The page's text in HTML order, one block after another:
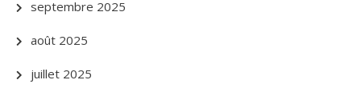
septembre 2025
août 2025
juillet 2025